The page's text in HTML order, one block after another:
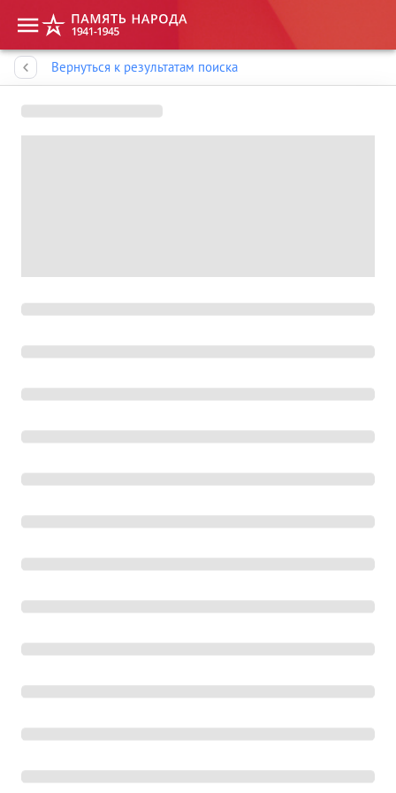
Вернуться к результатам поиска
Память народа